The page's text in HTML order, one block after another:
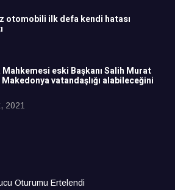
otomobili ilk defa kendi hatası
Mahkemesi eski Başkanı Salih Murat
vatandaşlığı alabileceğini
2021
Oturumu Ertelendi